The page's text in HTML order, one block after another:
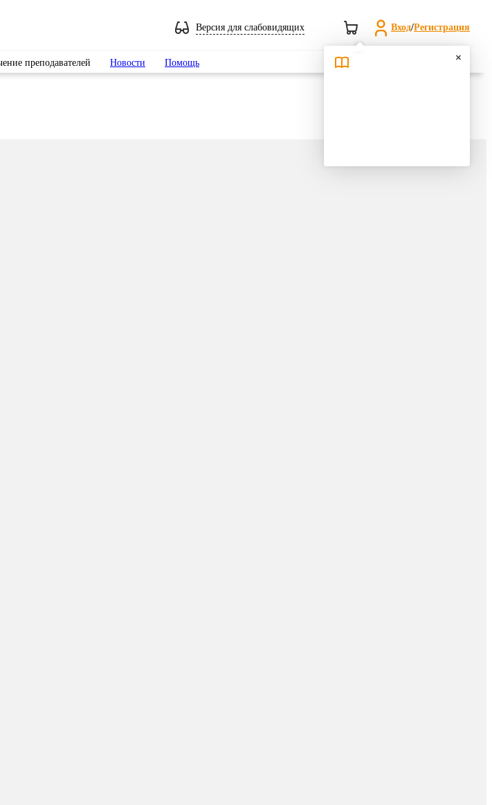
Версия для слабовидящих Вход/Регистрация
преподавателей Новости Помощь Поиск